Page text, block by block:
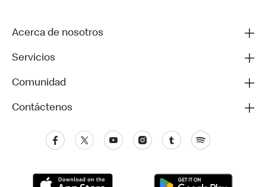
Acerca de nosotros
Servicios
Comunidad
Contáctenos